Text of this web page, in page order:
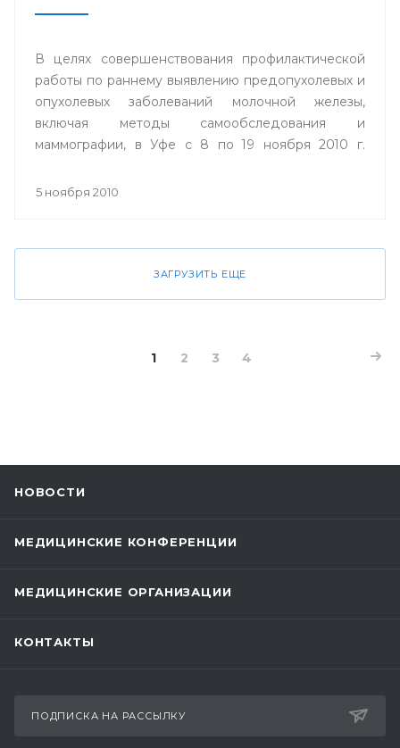
В целях совершенствования профилактической
работы по раннему выявлению предопухолевых и
опухолевых заболеваний молочной железы,
включая методы самообследования и
маммографии, в Уфе с 8 по 19 ноября 2010 г.
профилактика рака молочной железы».
5 ноября 2010
ЗАГРУЗИТЬ ЕЩЕ
1 2 3 4
НОВОСТИ
МЕДИЦИНСКИЕ КОНФЕРЕНЦИИ
МЕДИЦИНСКИЕ ОРГАНИЗАЦИИ
КОНТАКТЫ
ПОДПИСКА НА РАССЫЛКУ